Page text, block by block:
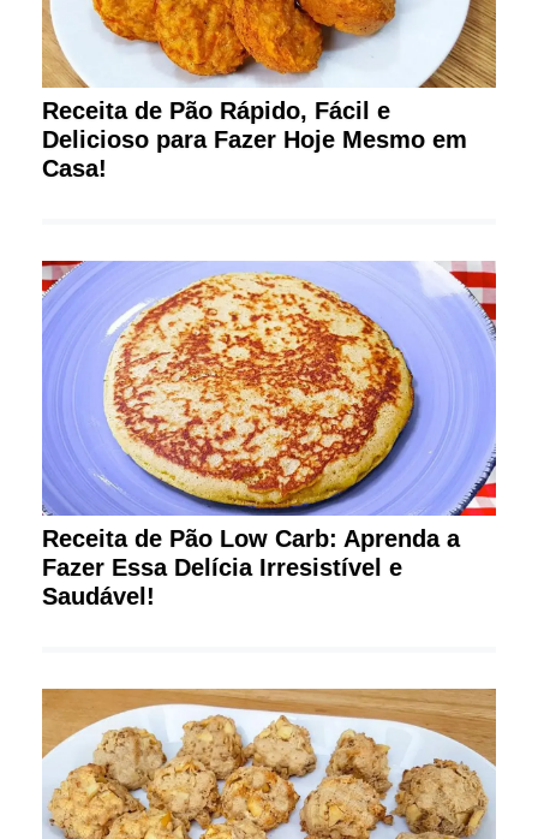
Receita de Pão Rápido, Fácil e
Delicioso para Fazer Hoje Mesmo em
Casa!
Receita de Pão Low Carb: Aprenda a
Fazer Essa Delícia Irresistível e
Saudável!